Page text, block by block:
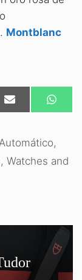
Montblanc
COMPARTIR
EN
EN
,
, Watches and